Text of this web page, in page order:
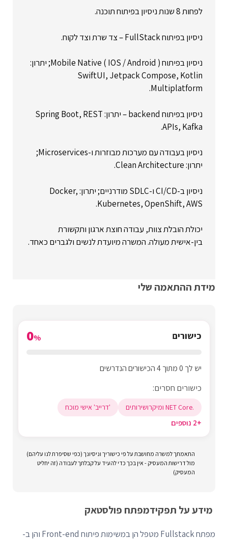
לפחות 8 שנות ניסיון בפיתוח תוכנה.
ניסיון בפיתוח FullStack – צד שרת וצד לקוח.
ניסיון בפיתוח Mobile Native ( IOS / Android ); יתרון:
SwiftUI, Jetpack Compose, Kotlin
Multiplatform.
ניסיון בפיתוח backend – יתרון: Spring Boot, REST
APIs, Kafka.
ניסיון בעבודה עם מערכות מבוזרות ו-Microservices;
יתרון: Clean Architecture.
ניסיון ב-CI/CD ו-SDLC מודרניים; יתרון: Docker,
Kubernetes, OpenShift, AWS.
יכולת הובלת צוות, עבודה חוצת ארגון ותקשורת
בין-אישית מעולה. המשרה מיועדת לנשים ולגברים כאחד.
מידת ההתאמה שלי
כישורים 0%
יש לך 0 מתוך 4 הכישורים הנדרשים
כישורים חסרים:
.NET Core ומיקרושירותים 'דרייב' אישי מוכח
+2 נוספים
התאמתך למשרה מחושבת על פי כישוריך וניסיונך (כפי שסיפרת לנו עליהם)
מול דרישות המעסיק - אין בכך כדי להעיד על קבלתך לעבודה (זה יחליט
המעסיק)
מידע על תפקידמפתח פולסטאק
מפתח Fullstack מטפל הן במשימות פיתוח Front-end והן ב-